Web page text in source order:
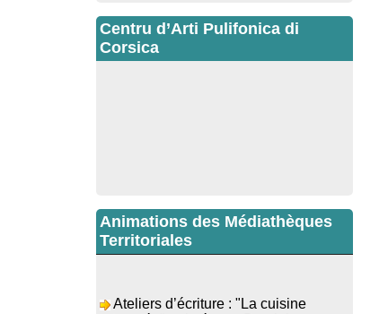
Centru d’Arti Pulifonica di
Corsica
Animations des Médiathèques
Territoriales
retrouvée" animés par Dominique